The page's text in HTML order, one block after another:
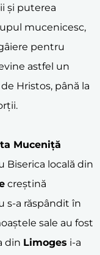
și puterea
mucenicesc,
pentru
astfel un
Hristos, până la
Muceniță
Biserica locală din
creștină
s-a răspândit în
sale au fost
din Limoges i-a